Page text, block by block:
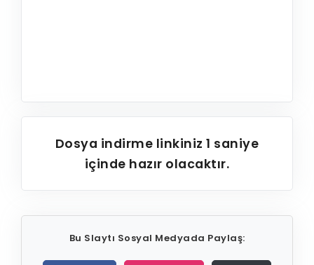
Dosya indirme linkiniz1 saniye
içinde hazır olacaktır.
Bu Slaytı Sosyal Medyada Paylaş: